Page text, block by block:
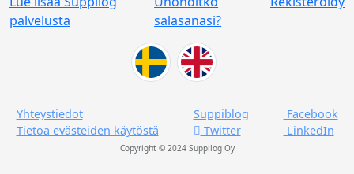
palvelusta
salasanasi?
Yhteystiedot
Tietoa evästeiden käytöstä
Suppiblog
Twitter
Facebook
LinkedIn
Copyright © 2024 Suppilog Oy